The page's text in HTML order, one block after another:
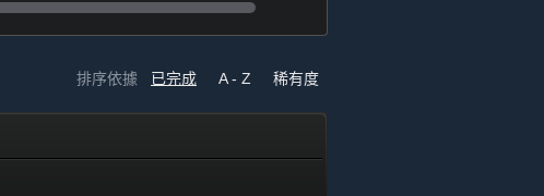
排序依據 已完成 A - Z 稀有度